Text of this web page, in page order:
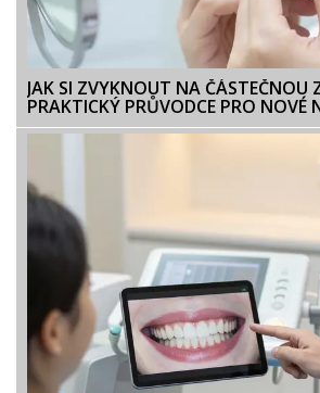
JAK SI ZVYKNOUT NA ČÁSTEČNOU
PRAKTICKÝ PRŮVODCE PRO NOVÉ